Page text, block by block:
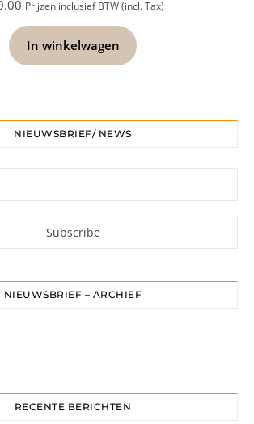
Prijzen inclusief BTW (incl. Tax)
In winkelwagen
NIEUWSBRIEF/ NEWS
NIEUWSBRIEF – ARCHIEF
RECENTE BERICHTEN